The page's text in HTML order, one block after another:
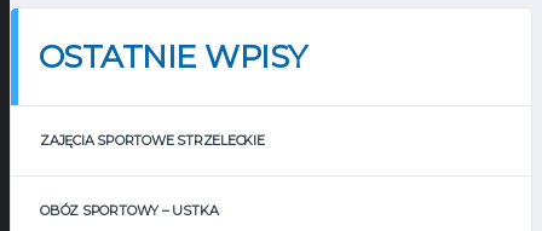
OSTATNIE WPISY
ZAJĘCIA SPORTOWE STRZELECKIE
OBÓZ SPORTOWY – USTKA